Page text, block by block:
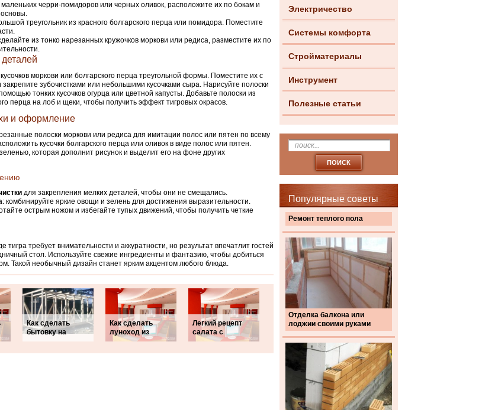
Электричество
Системы комфорта
Стройматериалы
Инструмент
Полезные статьи
Популярные советы
Ремонт теплого пола
Отделка балкона или
лоджии своими руками
маленьких черри-помидоров или черных оливок, расположите их по бокам и
треугольник из красного болгарского перца или помидора. Поместите
из тонко нарезанных кружочков моркови или редиса, разместите их по
моркови или болгарского перца треугольной формы. Поместите их с
закрепите зубочистками или небольшими кусочками сыра. Нарисуйте полоски
тонких кусочков огурца или цветной капусты. Добавьте полоски из
перца на лоб и щеки, чтобы получить эффект тигровых окрасов.
и оформление
полоски моркови или редиса для имитации полос или пятен по всему
кусочки болгарского перца или оливок в виде полос или пятен.
которая дополнит рисунок и выделит его на фоне других
для закрепления мелких деталей, чтобы они не смещались.
: комбинируйте яркие овощи и зелень для достижения выразительности.
острым ножом и избегайте тупых движений, чтобы получить четкие
тигра требует внимательности и аккуратности, но результат впечатлит гостей
стол. Используйте свежие ингредиенты и фантазию, чтобы добиться
Такой необычный дизайн станет ярким акцентом любого блюда.
Как сделать
бытовку на
Как сделать
луноход из
Легкий рецепт
салата с